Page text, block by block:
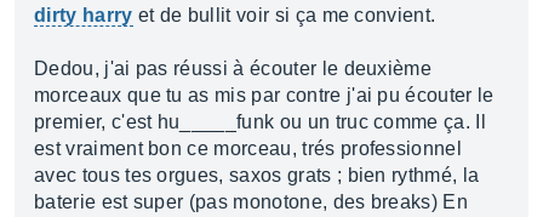
dirty harry et de bullit voir si ça me convient.
Dedou, j'ai pas réussi à écouter le deuxième
morceaux que tu as mis par contre j'ai pu écouter le
premier, c'est hu_____funk ou un truc comme ça. Il
est vraiment bon ce morceau, trés professionnel
avec tous tes orgues, saxos grats ; bien rythmé, la
baterie est super (pas monotone, des breaks) En